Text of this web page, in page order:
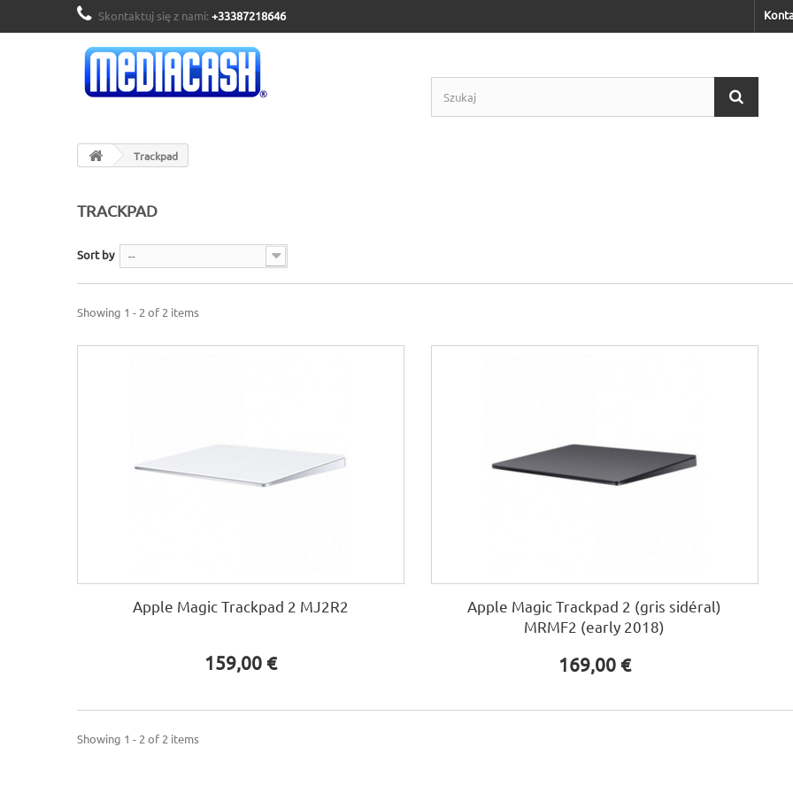
Skontaktuj się z nami: +33387218646
Trackpad
TRACKPAD
Sort by --
Showing 1 - 2 of 2 items
Apple Magic Trackpad 2 MJ2R2
159,00 €
Apple Magic Trackpad 2 (gris sidéral)
MRMF2 (early 2018)
169,00 €
Showing 1 - 2 of 2 items